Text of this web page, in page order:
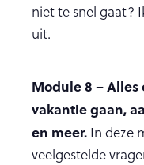
niet te snel gaat?
uit.
Module 8 –
vakantie gaan,
en meer. In deze
veelgestelde